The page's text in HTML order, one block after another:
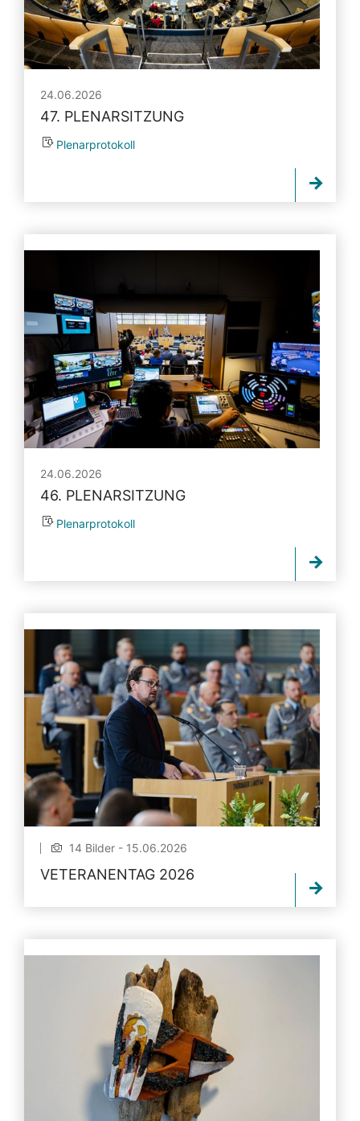
24.06.2026
47. PLENARSITZUNG
Plenarprotokoll
24.06.2026
46. PLENARSITZUNG
Plenarprotokoll
14 Bilder - 15.06.2026
VETERANENTAG 2026